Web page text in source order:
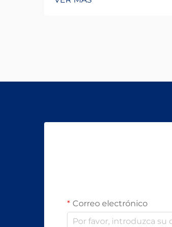
tecnología de soldadura se
Correo electrónico